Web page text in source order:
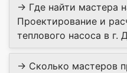
→ Где найти мастера
Проектирование и
теплового насоса в г.
→ Сколько мастеров